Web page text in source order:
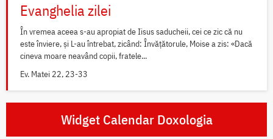
Evanghelia zilei
În vremea aceea s-au apropiat de Iisus saducheii, cei ce zic că nu
este înviere, și L-au întrebat, zicând: Învățătorule, Moise a zis: «Dacă
cineva moare neavând copii, fratele...
Ev. Matei 22, 23-33
Widget Calendar Doxologia